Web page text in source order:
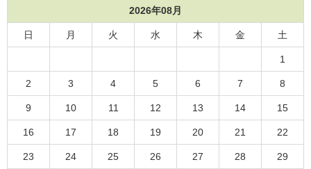
2026年08月
日 月 火 水 木 金 土
1
2 3 4 5 6 7 8
9 10 11 12 13 14 15
16 17 18 19 20 21 22
23 24 25 26 27 28 29